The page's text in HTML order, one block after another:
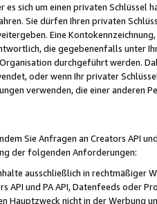
es sich um einen privaten
Sie dürfen Ihren privaten
Eine
die gegebenenfalls unter
durchgeführt werden.
oder wenn Ihr privater
verwenden, die einer anderen
Sie Anfragen an Creators API
der folgenden Anforderungen:
ausschließlich in rechtmäßiger
API und PA API, Datenfeeds oder
Hauptzweck nicht in der Werbung